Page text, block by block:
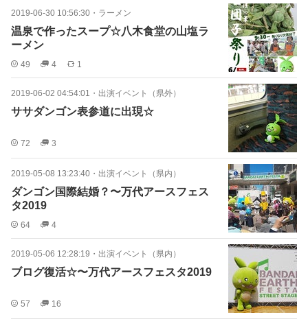
2019-06-30 10:56:30 ・ ラーメン
温泉で作ったスープ☆八木食堂の山塩ラ
ーメン
49 4 1
2019-06-02 04:54:01 ・ 出演イベント（県外）
ササダンゴン表参道に出現☆
72 3
2019-05-08 13:23:40 ・ 出演イベント（県内）
ダンゴン国際結婚？〜万代アースフェス
タ2019
64 4
2019-05-06 12:28:19 ・ 出演イベント（県内）
ブログ復活☆〜万代アースフェスタ2019
57 16